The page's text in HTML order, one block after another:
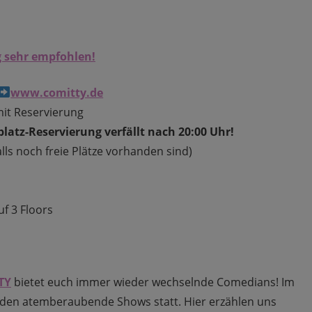
sehr empfohlen!
www.comitty.de
Reservierung
Reservierung verfällt nach 20:00 Uhr!
noch freie Plätze vorhanden sind)
3 Floors
bietet euch immer wieder wechselnde Comedians! Im
atemberaubende Shows statt. Hier erzählen uns